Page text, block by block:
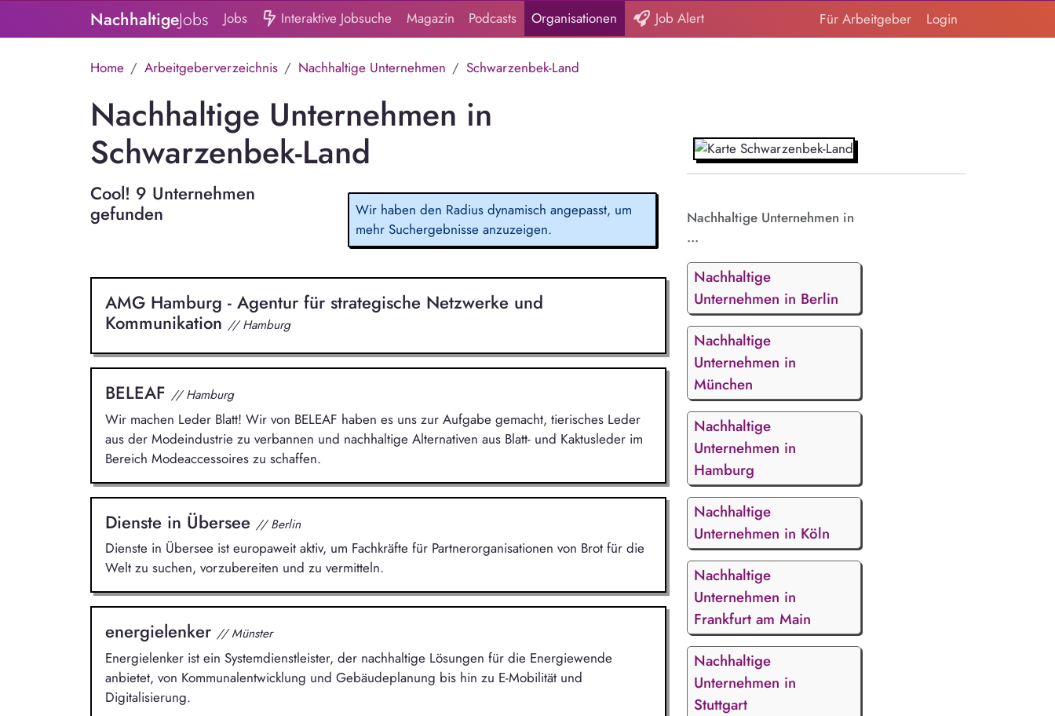
NachhaltigeJobs Jobs Interaktive Jobsuche Magazin Podcasts Organisationen Job Alert Für Arbeitgeber Login
Home Arbeitgeberverzeichnis Nachhaltige Unternehmen Schwarzenbek-Land
Nachhaltige Unternehmen in
Schwarzenbek-Land
Cool! 9 Unternehmen
gefunden
Wir haben den Radius dynamisch angepasst, um
mehr Suchergebnisse anzuzeigen.
AMG Hamburg - Agentur für strategische Netzwerke und
Kommunikation // Hamburg
BELEAF // Hamburg
Wir machen Leder Blatt! Wir von BELEAF haben es uns zur Aufgabe gemacht, tierisches Leder
aus der Modeindustrie zu verbannen und nachhaltige Alternativen aus Blatt- und Kaktusleder im
Bereich Modeaccessoires zu schaffen.
Dienste in Übersee // Berlin
Dienste in Übersee ist europaweit aktiv, um Fachkräfte für Partnerorganisationen von Brot für die
Welt zu suchen, vorzubereiten und zu vermitteln.
energielenker // Münster
Energielenker ist ein Systemdienstleister, der nachhaltige Lösungen für die Energiewende
anbietet, von Kommunalentwicklung und Gebäudeplanung bis hin zu E-Mobilität und
Digitalisierung.
Nachhaltige Unternehmen in
...
Nachhaltige
Unternehmen in Berlin
Nachhaltige
Unternehmen in
München
Nachhaltige
Unternehmen in
Hamburg
Nachhaltige
Unternehmen in Köln
Nachhaltige
Unternehmen in
Frankfurt am Main
Nachhaltige
Unternehmen in
Stuttgart